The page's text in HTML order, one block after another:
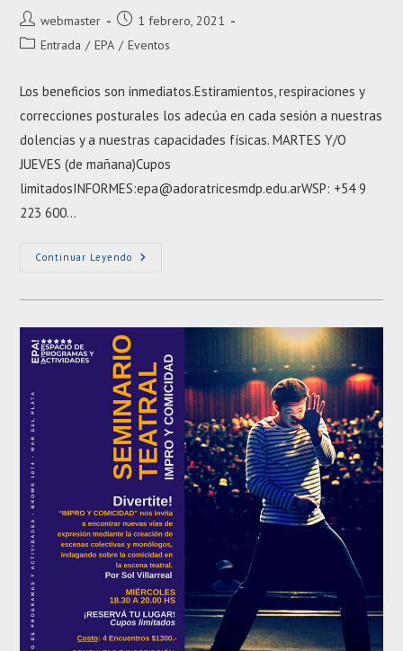
Autor
de
webmaster
Entrada
publicada:
1 febrero, 2021
Categoría
entrada:
Entrada / EPA / Eventos
Los beneficios son inmediatos.Estiramientos, respiraciones y
correcciones posturales los adecúa en cada sesión a nuestras
dolencias y a nuestras capacidades físicas. MARTES Y/O
JUEVES (de mañana)Cupos
limitadosINFORMES:epa@adoratricesmdp.edu.arWSP: +54 9
223 600…
Continuar Leyendo YOGA